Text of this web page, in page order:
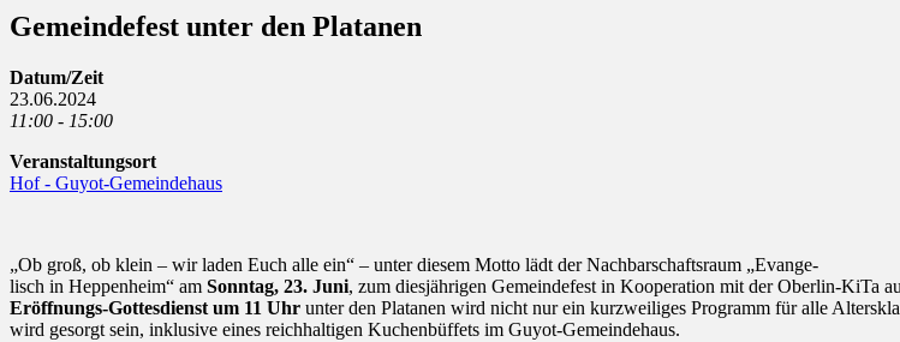
Gemeindefest unter den Platanen
Datum/Zeit
23.06.2024
11:00 - 15:00
Veranstaltungsort
Hof - Guyot-Gemeindehaus
„Ob groß, ob klein – wir laden Euch alle ein“ – unter diesem Motto lädt der Nachbarschaftsraum „Evange-
lisch in Heppenheim“ am Sonntag, 23. Juni, zum diesjährigen Gemeindefest in Kooperation mit der Oberlin-KiTa
Eröffnungs-Gottesdienst um 11 Uhr unter den Platanen wird nicht nur ein kurzweiliges Programm für alle
wird gesorgt sein, inklusive eines reichhaltigen Kuchenbüffets im Guyot-Gemeindehaus.